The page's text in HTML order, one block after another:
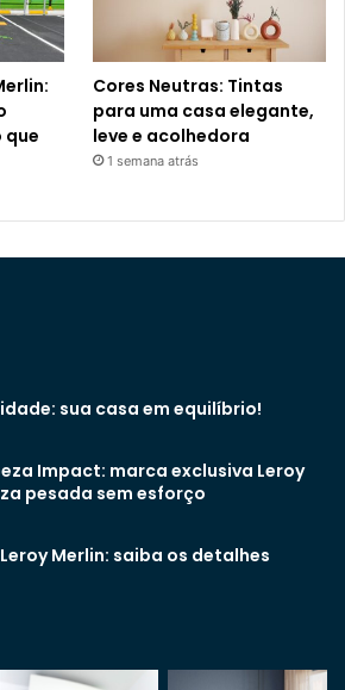
que
Cores Neutras: Tintas
para uma casa elegante,
leve e acolhedora
1 semana atrás
sua casa em equilíbrio!
Impact: marca exclusiva Leroy
pesada sem esforço
Merlin: saiba os detalhes